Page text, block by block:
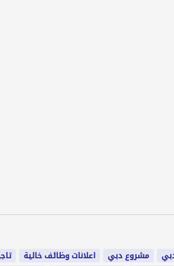
اعلانات وظائف خالية مشروع دبي